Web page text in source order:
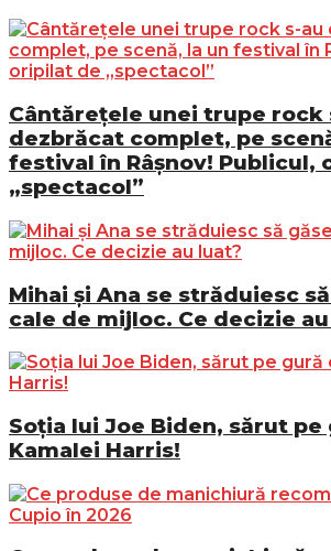
Cântărețele unei trupe rock
dezbrăcat complet, pe
festival în Râșnov! Publicul,
„spectacol”
Mihai și Ana se străduiesc
cale de mijloc. Ce decizie
Soția lui Joe Biden, sărut pe
Kamalei Harris!